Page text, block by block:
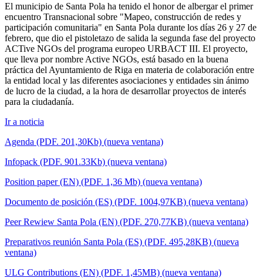
El municipio de Santa Pola ha tenido el honor de albergar el primer
encuentro Transnacional sobre "Mapeo, construcción de redes y
participación comunitaria" en Santa Pola durante los días 26 y 27 de
febrero, que dio el pistoletazo de salida la segunda fase del proyecto
ACTive NGOs del programa europeo URBACT III. El proyecto,
que lleva por nombre Active NGOs, está basado en la buena
práctica del Ayuntamiento de Riga en materia de colaboración entre
la entidad local y las diferentes asociaciones y entidades sin ánimo
de lucro de la ciudad, a la hora de desarrollar proyectos de interés
para la ciudadanía.
Ir a noticia
Agenda (PDF. 201,30Kb) (nueva ventana)
Infopack (PDF. 901.33Kb) (nueva ventana)
Position paper (EN) (PDF. 1,36 Mb) (nueva ventana)
Documento de posición (ES) (PDF. 1004,97KB) (nueva ventana)
Peer Rewiew Santa Pola (EN) (PDF. 270,77KB) (nueva ventana)
Preparativos reunión Santa Pola (ES) (PDF. 495,28KB) (nueva
ventana)
ULG Contributions (EN) (PDF. 1,45MB) (nueva ventana)